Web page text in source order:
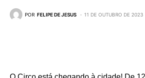
POR FELIPE DE JESUS 11 DE OUTUBRO DE 2023